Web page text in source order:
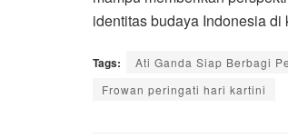
identitas budaya Indonesia di
Tags:
Ati Ganda Siap Berbagi
Frowan peringati hari kartini